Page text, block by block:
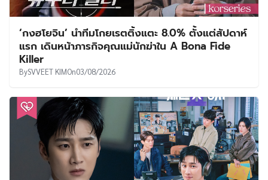
‘กงฮโยจิน’ นำทีมโกยเรตติ้งแตะ 8.0% ตั้งแต่สัปดาห์
แรก เดินหน้าภารกิจคุณแม่นักฆ่าใน A Bona Fide
Killer
BySVVEET KIMOn03/08/2026